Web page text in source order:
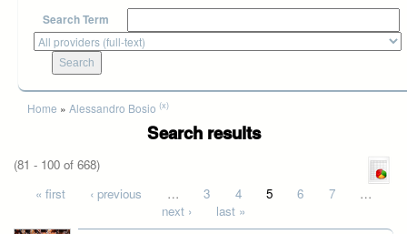
Search Term
You are here
Home » Alessandro Bosio (x)
Search results
(81 - 100 of 668)
Pages
« first ‹ previous … 3 4 5 6 7
…
next ›
last »